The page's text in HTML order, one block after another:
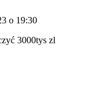
o 19:30
3000tys zl